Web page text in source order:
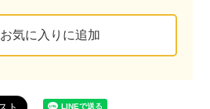
お気に入りに追加